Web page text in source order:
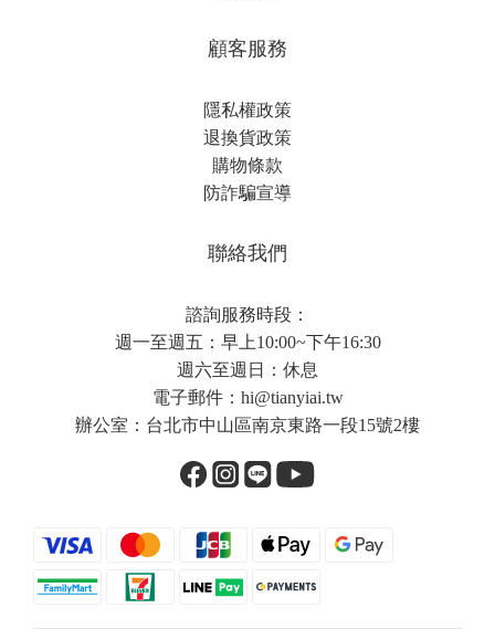
顧客服務
隱私權政策
退換貨政策
購物條款
防詐騙宣導
聯絡我們
諮詢服務時段：
週一至週五：早上10:00~下午16:30
週六至週日：休息
電子郵件： hi@tianyiai.tw
辦公室：台北市中山區南京東路一段15號2樓